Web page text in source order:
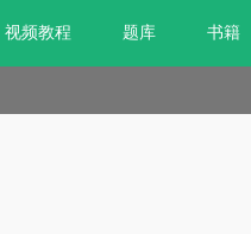
视频教程 题库 书籍